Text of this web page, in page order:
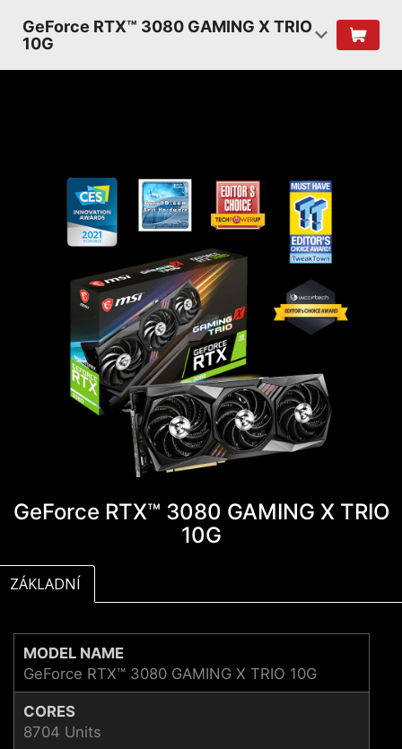
GeForce RTX™ 3080 GAMING X TRIO
10G
GeForce RTX™ 3080 GAMING X TRIO
10G
ZÁKLADNÍ
MODEL NAME
GeForce RTX™ 3080 GAMING X TRIO 10G
CORES
8704 Units